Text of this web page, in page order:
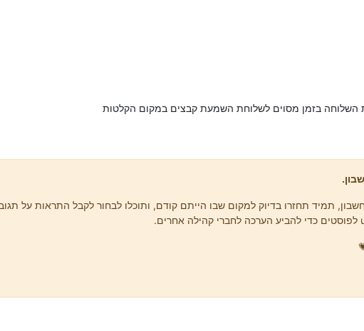
השלוחה בזמן מסוים לשלוחת השמעת קבצים במקום הקלטות
תמיד תחזרו בדיוק למקום שבו הייתם קודם, ותוכלו לבחור לקבל התראות על